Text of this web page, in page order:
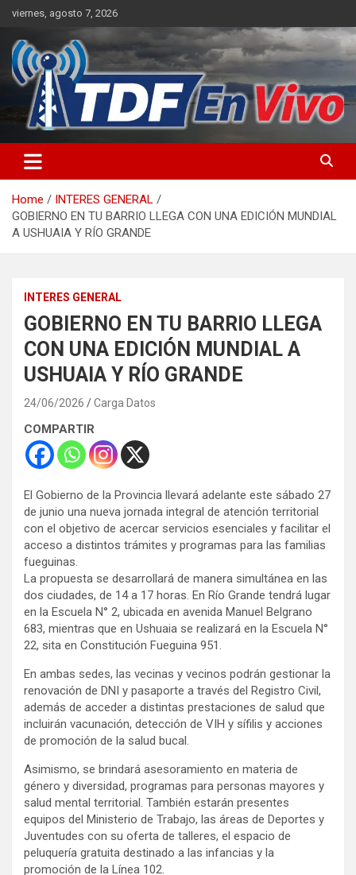
Skip
content
viernes, agosto 7, 2026
Home
INTERES GENERAL
GOBIERNO EN TU BARRIO LLEGA CON UNA EDICIÓN MUNDIAL
A USHUAIA Y RÍO GRANDE
INTERES GENERAL
GOBIERNO EN TU BARRIO LLEGA
CON UNA EDICIÓN MUNDIAL A
USHUAIA Y RÍO GRANDE
24/06/2026 Carga Datos
COMPARTIR
El Gobierno de la Provincia llevará adelante este sábado 27
de junio una nueva jornada integral de atención territorial
con el objetivo de acercar servicios esenciales y facilitar el
acceso a distintos trámites y programas para las familias
fueguinas.
La propuesta se desarrollará de manera simultánea en las
dos ciudades, de 14 a 17 horas. En Río Grande tendrá lugar
en la Escuela N° 2, ubicada en avenida Manuel Belgrano
683, mientras que en Ushuaia se realizará en la Escuela N°
22, sita en Constitución Fueguina 951.
En ambas sedes, las vecinas y vecinos podrán gestionar la
renovación de DNI y pasaporte a través del Registro Civil,
además de acceder a distintas prestaciones de salud que
incluirán vacunación, detección de VIH y sífilis y acciones
de promoción de la salud bucal.
Asimismo, se brindará asesoramiento en materia de
género y diversidad, programas para personas mayores y
salud mental territorial. También estarán presentes
equipos del Ministerio de Trabajo, las áreas de Deportes y
Juventudes con su oferta de talleres, el espacio de
peluquería gratuita destinado a las infancias y la
promoción de la Línea 102.